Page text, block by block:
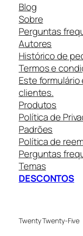
Blog
Sobre
Perguntas
Autores
Histórico de
Termos e
Este
clientes.
Produtos
Política de
Padrões
Política de
Perguntas
Temas
DESCONTOS
Twenty Twenty-Five